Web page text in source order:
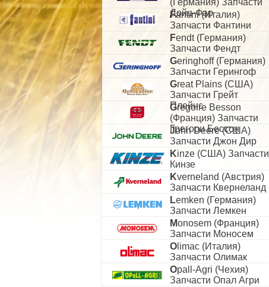
(Германия) Запчасти
Дойц-Фар
Fantini (Италия)
Запчасти Фантини
Fendt (Германия)
Запчасти Фендт
Geringhoff (Германия)
Запчасти Герингоф
Great Plains (США)
Запчасти Грейт
Плейнс
Gregoire Besson
(Франция) Запчасти
Грегори Бессон
John Deere (США)
Запчасти Джон Дир
Kinze (США) Запчасти
Кинзе
Kverneland (Австрия)
Запчасти Квернеланд
Lemken (Германия)
Запчасти Лемкен
Monosem (Франция)
Запчасти Моносем
O limac (Италия)
Запчасти Олимак
Opall-Agri (Чехия)
Запчасти Опал Агри